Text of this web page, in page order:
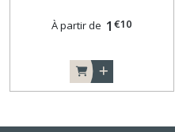
À partir de 1 €10